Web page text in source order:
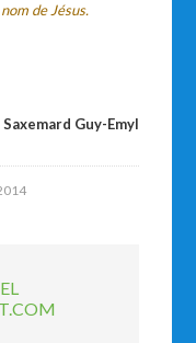
de Jésus.
Saxemard Guy-Emyl